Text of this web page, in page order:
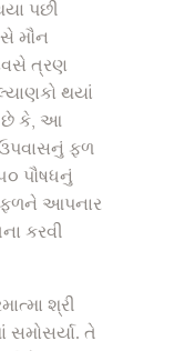
પછી
મૌન
ત્રણ
થયાં
છે કે, આ
ઉપવાસનું ફળ
પૌષધનું
આપનાર
કરવી
શ્રી
સમોસર્યા. તે